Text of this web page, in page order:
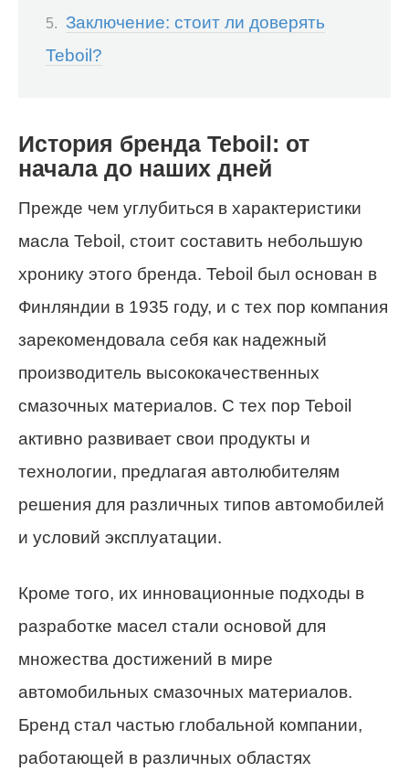
Заключение: стоит ли доверять
Teboil?
История бренда Teboil: от
начала до наших дней
Прежде чем углубиться в характеристики
масла Teboil, стоит составить небольшую
хронику этого бренда. Teboil был основан в
Финляндии в 1935 году, и с тех пор компания
зарекомендовала себя как надежный
производитель высококачественных
смазочных материалов. С тех пор Teboil
активно развивает свои продукты и
технологии, предлагая автолюбителям
решения для различных типов автомобилей
и условий эксплуатации.
Кроме того, их инновационные подходы в
разработке масел стали основой для
множества достижений в мире
автомобильных смазочных материалов.
Бренд стал частью глобальной компании,
работающей в различных областях